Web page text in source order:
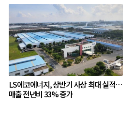
LS에코에너지, 상반기 사상 최대 실적…
매출 전년비 33% 증가